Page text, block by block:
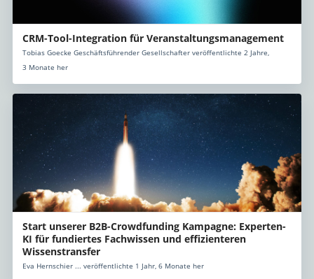
CRM-Tool-Integration für Veranstaltungsmanagement
Tobias Goecke Geschäftsführender Gesellschafter veröffentlichte 2 Jahre,
3 Monate her
Start unserer B2B-Crowdfunding Kampagne: Experten-
KI für fundiertes Fachwissen und effizienteren
Wissenstransfer
Eva Hernschier ... veröffentlichte 1 Jahr, 6 Monate her